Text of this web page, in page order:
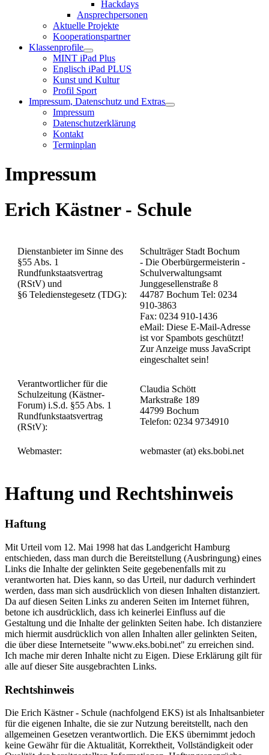
Hackdays
Ansprechpersonen
Aktuelle Projekte
Kooperationspartner
Klassenprofile
MINT iPad Plus
Englisch iPad PLUS
Kunst und Kultur
Profil Sport
Impressum, Datenschutz und Extras
Impressum
Datenschutzerklärung
Kontakt
Terminplan
Impressum
Erich Kästner - Schule
Dienstanbieter im Sinne des
§55 Abs. 1
Rundfunkstaatsvertrag
(RStV) und
§6 Teledienstegesetz (TDG):
Schulträger Stadt Bochum
- Die Oberbürgermeisterin -
Schulverwaltungsamt
Junggesellenstraße 8
44787 Bochum Tel: 0234
910-3863
Fax: 0234 910-1436
eMail: Diese E-Mail-Adresse
ist vor Spambots geschützt!
Zur Anzeige muss JavaScript
eingeschaltet sein!
Verantwortlicher für die
Schulzeitung (Kästner-
Forum) i.S.d. §55 Abs. 1
Rundfunkstaatsvertrag
(RStV):
Claudia Schött
Markstraße 189
44799 Bochum
Telefon: 0234 9734910
Webmaster: webmaster (at) eks.bobi.net
Haftung und Rechtshinweis
Haftung
Mit Urteil vom 12. Mai 1998 hat das Landgericht Hamburg
entschieden, dass man durch die Bereitstellung (Ausbringung) eines
Links die Inhalte der gelinkten Seite gegebenenfalls mit zu
verantworten hat. Dies kann, so das Urteil, nur dadurch verhindert
werden, dass man sich ausdrücklich von diesen Inhalten distanziert.
Da auf diesen Seiten Links zu anderen Seiten im Internet führen,
betone ich ausdrücklich, dass ich keinerlei Einfluss auf die
Gestaltung und die Inhalte der gelinkten Seiten habe. Ich distanziere
mich hiermit ausdrücklich von allen Inhalten aller gelinkten Seiten,
die über diese Internetseite "www.eks.bobi.net" zu erreichen sind.
Ich mache mir deren Inhalte nicht zu Eigen. Diese Erklärung gilt für
alle auf dieser Site ausgebrachten Links.
Rechtshinweis
Die Erich Kästner - Schule (nachfolgend EKS) ist als Inhaltsanbieter
für die eigenen Inhalte, die sie zur Nutzung bereitstellt, nach den
allgemeinen Gesetzen verantwortlich. Die EKS übernimmt jedoch
keine Gewähr für die Aktualität, Korrektheit, Vollständigkeit oder